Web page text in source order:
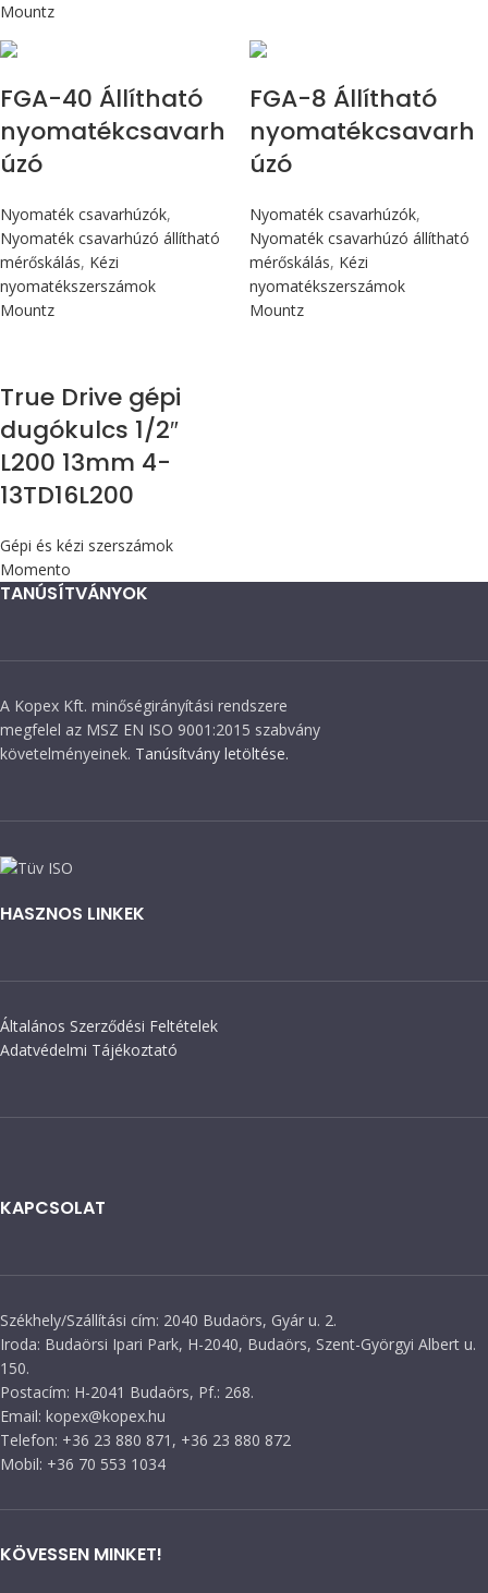
Mountz
FGA-40 Állítható
nyomatékcsavarh
úzó
Nyomaték csavarhúzók,
Nyomaték csavarhúzó állítható
mérőskálás, Kézi
nyomatékszerszámok
Mountz
FGA-8 Állítható
nyomatékcsavarh
úzó
Nyomaték csavarhúzók,
Nyomaték csavarhúzó állítható
mérőskálás, Kézi
nyomatékszerszámok
Mountz
True Drive gépi
dugókulcs 1/2″
L200 13mm 4-
13TD16L200
Gépi és kézi szerszámok
Momento
TANÚSÍTVÁNYOK
A Kopex Kft. minőségirányítási rendszere
megfelel az MSZ EN ISO 9001:2015 szabvány
követelményeinek. Tanúsítvány letöltése.
HASZNOS LINKEK
Általános Szerződési Feltételek
Adatvédelmi Tájékoztató
KAPCSOLAT
Székhely/Szállítási cím: 2040 Budaörs, Gyár u. 2.
Iroda: Budaörsi Ipari Park, H-2040, Budaörs, Szent-Györgyi Albert u.
150.
Postacím: H-2041 Budaörs, Pf.: 268.
Email: kopex@kopex.hu
Telefon: +36 23 880 871, +36 23 880 872
Mobil: +36 70 553 1034
KÖVESSEN MINKET!